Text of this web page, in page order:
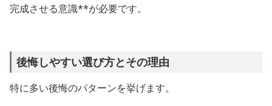
完成させる意識**が必要です。
後悔しやすい選び方とその理由
特に多い後悔のパターンを挙げます。